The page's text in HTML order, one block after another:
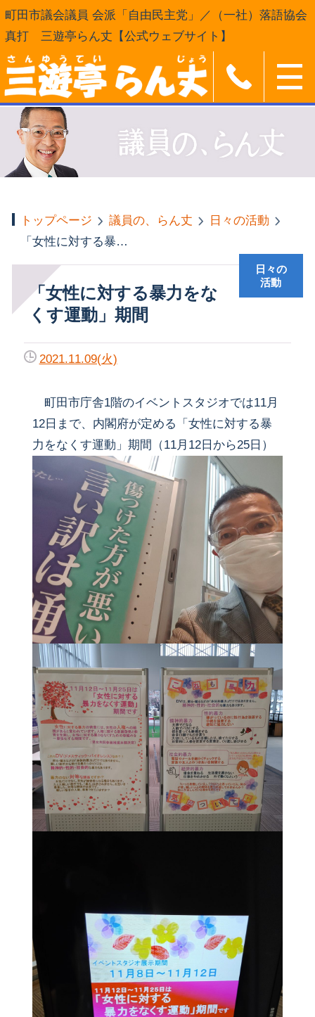
町田市議会議員 会派「自由民主党」／（一社）落語協会
真打 三遊亭らん丈【公式ウェブサイト】
トップページ 議員の、らん丈
日々の活動
「女性に対する暴力をなくす運動」期間
「女性に対する暴力をな
くす運動」期間
日々の
活動
2021.11.09(火)
町田市庁舎1階のイベントスタジオでは11月
12日まで、内閣府が定める「女性に対する暴
力をなくす運動」期間（11月12日から25日）